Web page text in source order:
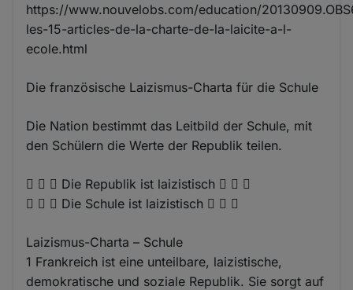
https://www.nouvelobs.com/education/
les-15-articles-de-la-charte-de-la-laicite-a-l-
ecole.html
Die französische Laizismus-Charta für die Schule
Die Nation bestimmt das Leitbild der Schule, mit
den Schülern die Werte der Republik teilen.
   Die Republik ist laizistisch   
   Die Schule ist laizistisch   
Laizismus-Charta – Schule
1 Frankreich ist eine unteilbare, laizistische,
demokratische und soziale Republik. Sie sorgt auf